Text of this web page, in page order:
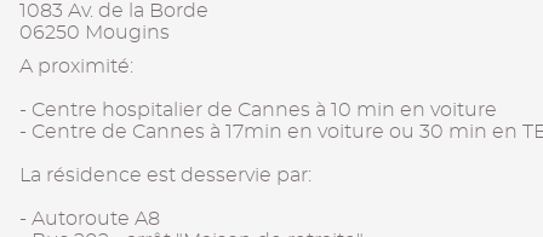
1083 Av. de la Borde
06250 Mougins
A proximité:
- Centre hospitalier de Cannes à 10 min en voiture
- Centre de Cannes à 17min en voiture ou 30 min en
La résidence est desservie par:
- Autoroute A8